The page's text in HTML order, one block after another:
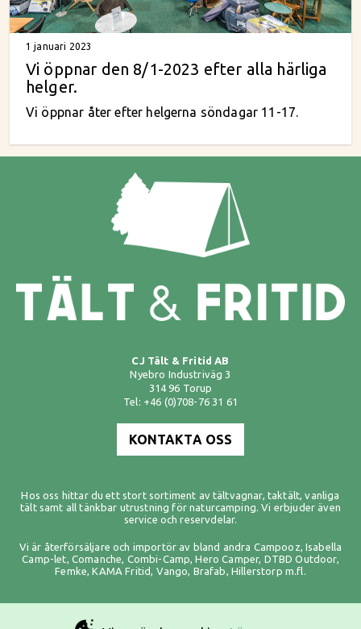
1 januari 2023
Vi öppnar den 8/1-2023 efter alla härliga
helger.
Vi öppnar åter efter helgerna söndagar 11-17.
CJ Tält & Fritid AB
Nyebro Industriväg 3
314 96 Torup
Tel: +46 (0)708-76 31 61
KONTAKTA OSS
Hos oss hittar du ett stort sortiment avtältvagnar, taktält,vanliga
tältsamt all tänkbar utrustning för naturcamping. Vi erbjuder även
service och reservdelar.
Vi är återförsäljare och importör av bland andra Campooz, Isabella
Camp-let, Comanche, Combi-Camp,Hero Camper, DTBD Outdoor,
Femke,KAMA Fritid, Vango, Brafab, Hillerstorp m.fl.